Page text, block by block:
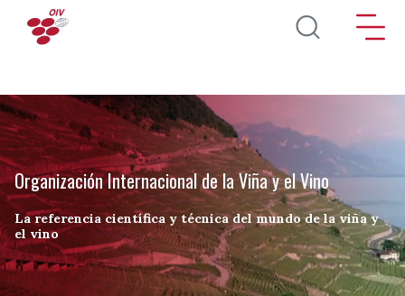
Pasar al contenido principal
Organización Internacional de la Viña y el Vino
La referencia científica y técnica del mundo de la viña y
el vino